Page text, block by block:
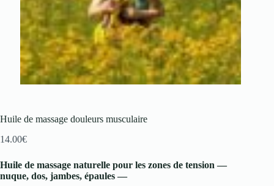
Huile de massage douleurs musculaire
14.00€
Huile de massage naturelle pour les zones de tension —
nuque, dos, jambes, épaules —